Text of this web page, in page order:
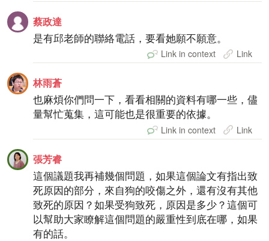
蔡政達
是有邱老師的聯絡電話，要看她願不願意。
Link in context Link
林雨蒼
也麻煩你們問一下，看看相關的資料有哪一些，儘
量幫忙蒐集，這可能也是很重要的依據。
Link in context Link
張芳睿
這個議題我再補幾個問題，如果這個論文有指出致
死原因的部分，來自狗的咬傷之外，還有沒有其他
致死的原因？如果受狗致死，原因是多少？這個可
以幫助大家瞭解這個問題的嚴重性到底在哪，如果
有的話。